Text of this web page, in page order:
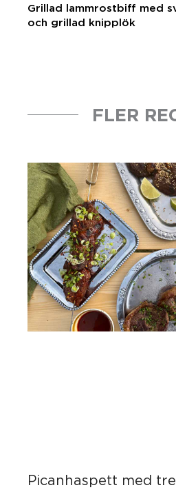
Grillad lammrostbiff med
och grillad knipplök
FLER
Picanhaspett med